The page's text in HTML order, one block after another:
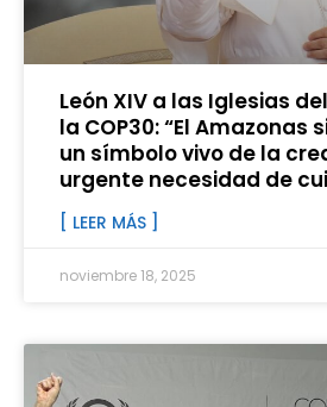
León XIV a las Iglesias
la COP30: “El Amazonas
un símbolo vivo de la
urgente necesidad de
[ LEER MÁS ]
noviembre 18, 2025